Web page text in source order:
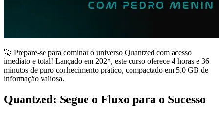
🚀 Prepare-se para dominar o universo Quantzed com acesso
imediato e total! Lançado em 202*, este curso oferece 4 horas e 36
minutos de puro conhecimento prático, compactado em 5.0 GB de
informação valiosa.
Quantzed: Segue o Fluxo para o Sucesso